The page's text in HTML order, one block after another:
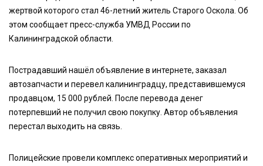
жертвой которого стал 46-летний житель Старого Оскола. Об
этом сообщает пресс-служба УМВД России по
Калининградской области.
Пострадавший нашёл объявление в интернете, заказал
автозапчасти и перевел калининградцу, представившемуся
продавцом, 15 000 рублей. После перевода денег
потерпевший не получил свою покупку. Автор объявления
перестал выходить на связь.
Полицейские провели комплекс оперативных мероприятий и